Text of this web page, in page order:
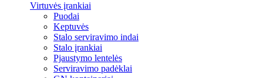
Virtuvės įrankiai
Puodai
Keptuvės
Stalo serviravimo indai
Stalo įrankiai
Pjaustymo lentelės
Serviravimo padėklai